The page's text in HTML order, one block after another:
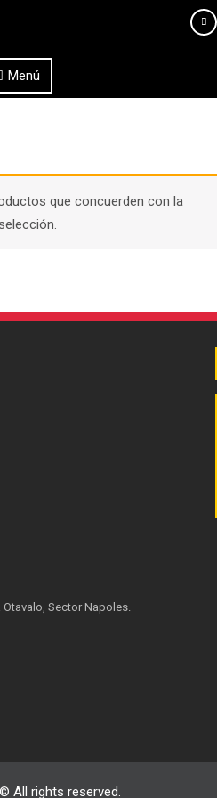
Menú
que concuerden con la
selección.
Otavalo, Sector Napoles.
All rights reserved.